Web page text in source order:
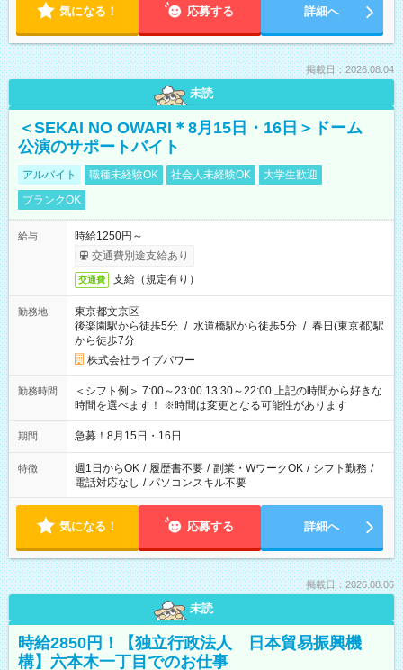
気になる！ 応募する 詳細へ
掲載日：2026.08.04
未読
＜SEKAI NO OWARI＊8月15日・16日＞ドーム
公演のサポートバイト
アルバイト 職種未経験OK 社会人未経験OK
大学生歓迎
ブランクOK
給与
時給1250円～
交通費別途支給あり
交通費 支給（規定有り）
勤務地
東京都文京区
後楽園駅から徒歩5分 / 水道橋駅から徒歩5分 / 春日(東京都)駅
から徒歩7分
株式会社ライブパワー
勤務時間
＜シフト例＞ 7:00～23:00 13:30～22:00 上記の時間から好きな
時間を選べます！ ※時間は変更となる可能性があります
期間 急募！8月15日・16日
特徴 週1日からOK / 履歴書不要 / 副業・WワークOK / シフト勤務 /
電話対応なし / パソコンスキル不要
気になる！ 応募する 詳細へ
掲載日：2026.08.06
未読
時給2850円！【独立行政法人 日本貿易振興機
構】六本木一丁目でのお仕事